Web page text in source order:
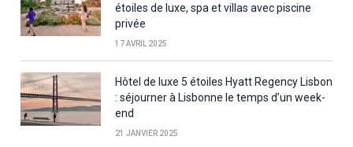
étoiles de luxe, spa et villas avec piscine
privée
17 AVRIL 2025
Hôtel de luxe 5 étoiles Hyatt Regency Lisbon
: séjourner à Lisbonne le temps d’un week-
end
21 JANVIER 2025